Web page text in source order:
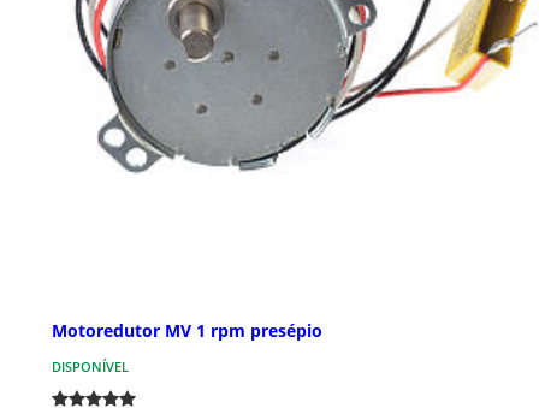
Motoredutor MV 1 rpm presépio
DISPONÍVEL